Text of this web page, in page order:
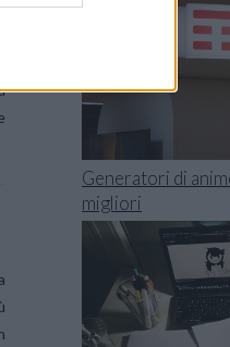
Generatori di
migliori